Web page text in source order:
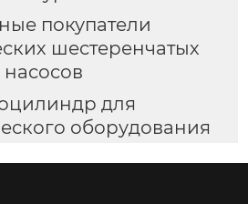
покупатели
шестеренчатых
насосов
для
оборудования